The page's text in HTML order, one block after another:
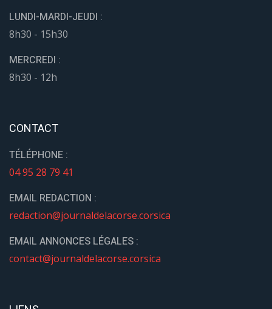
LUNDI-MARDI-JEUDI :
8h30 - 15h30
MERCREDI :
8h30 - 12h
CONTACT
TÉLÉPHONE :
04 95 28 79 41
EMAIL REDACTION :
redaction@journaldelacorse.corsica
EMAIL ANNONCES LÉGALES :
contact@journaldelacorse.corsica